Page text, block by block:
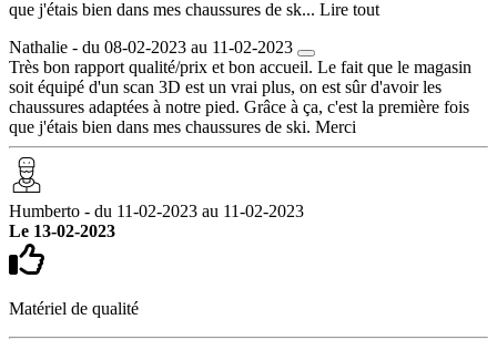
que j'étais bien dans mes chaussures de sk... Lire tout
Nathalie - du 08-02-2023 au 11-02-2023
Très bon rapport qualité/prix et bon accueil. Le fait que le magasin
soit équipé d'un scan 3D est un vrai plus, on est sûr d'avoir les
chaussures adaptées à notre pied. Grâce à ça, c'est la première fois
que j'étais bien dans mes chaussures de ski. Merci
Humberto - du 11-02-2023 au 11-02-2023
Le 13-02-2023
Matériel de qualité